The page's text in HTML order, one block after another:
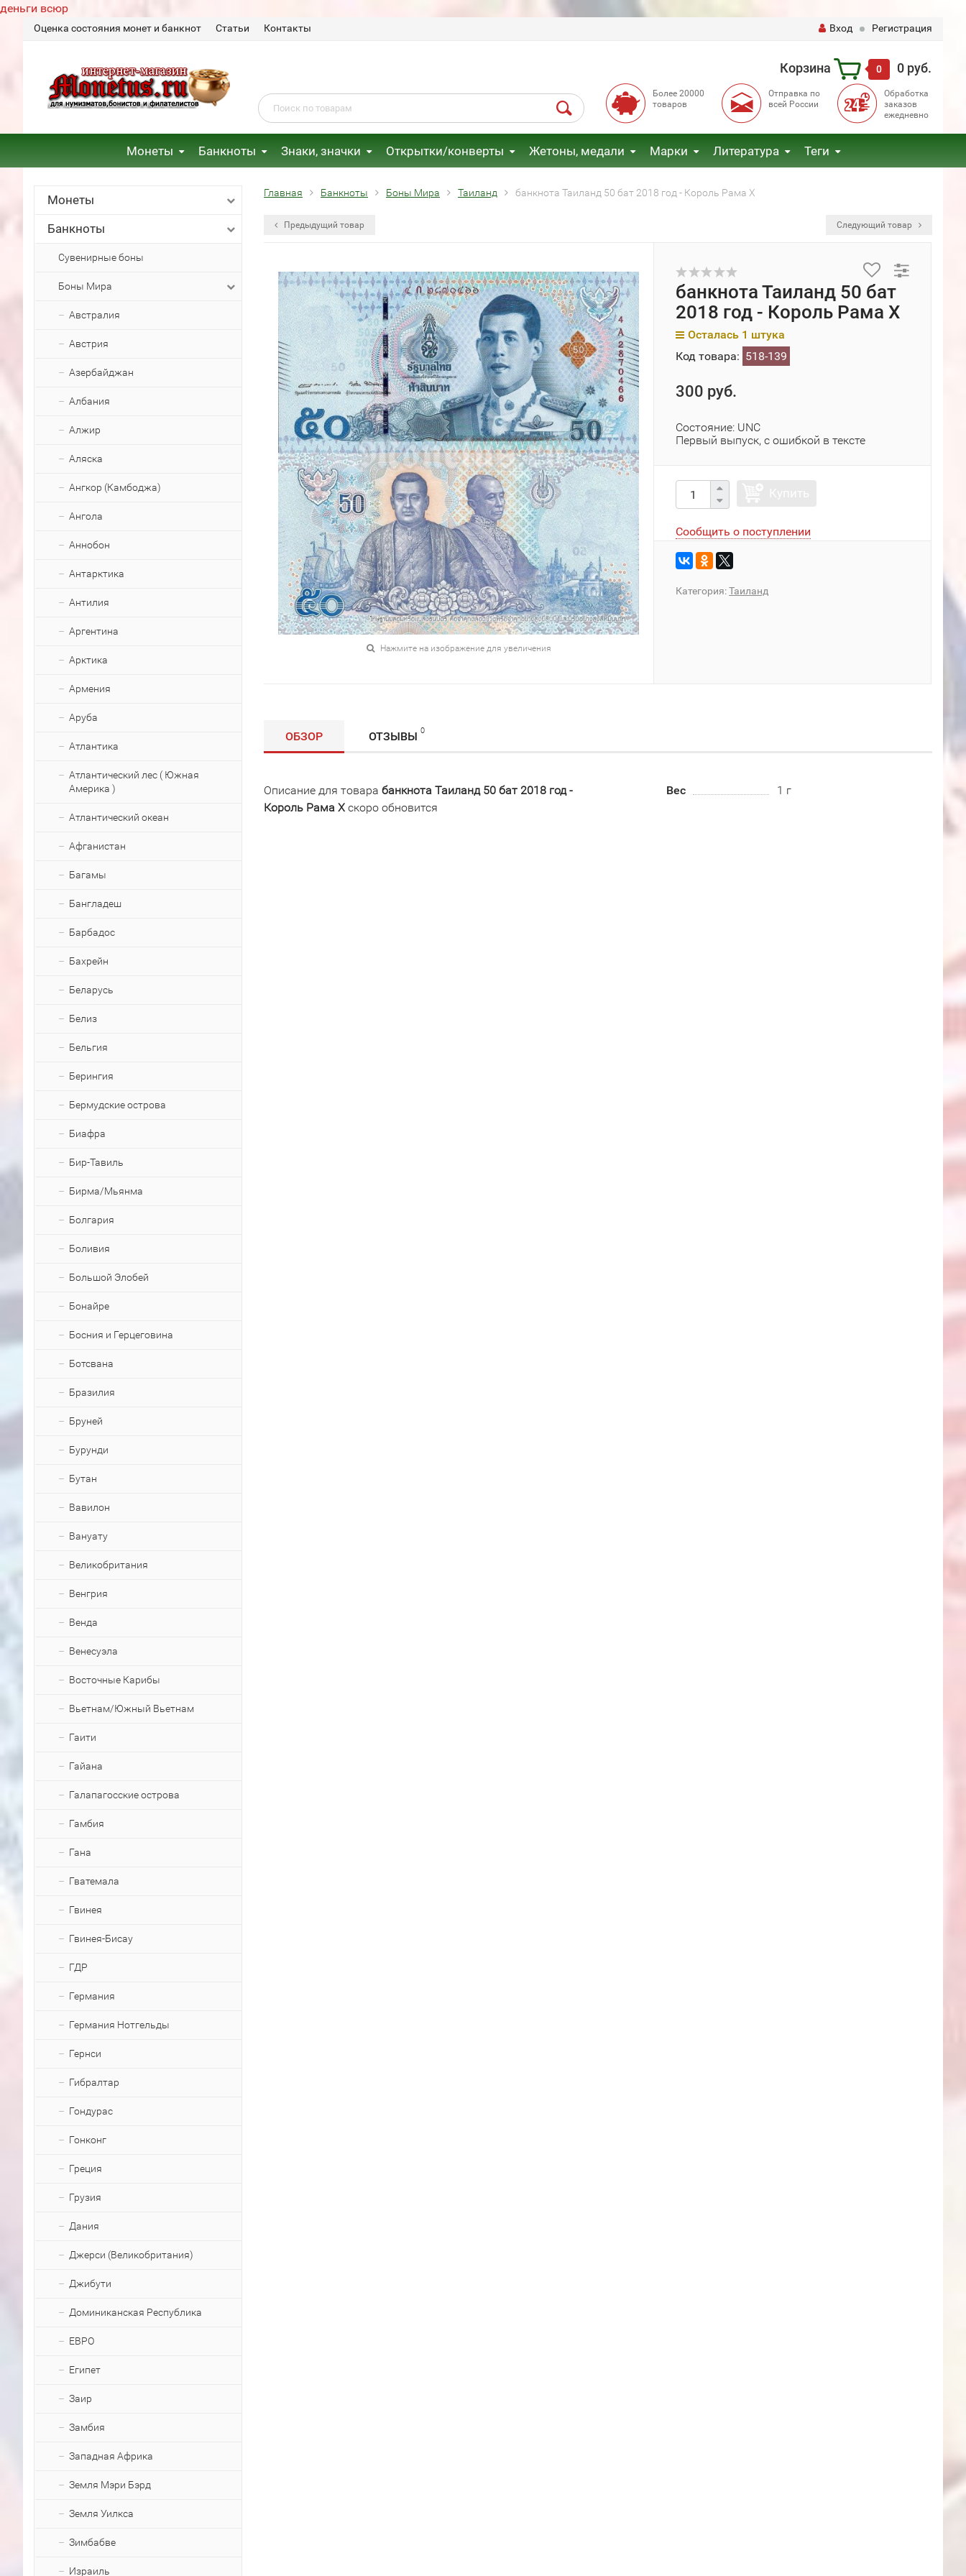
деньги всюр
Оценка состояния монет и банкнот Статьи Контакты Вход Регистрация
Корзина 0 0 руб.
Более 20000
товаров
Отправка по
всей России
Обработка
заказов
ежедневно
Монеты Банкноты Знаки, значки Открытки/конверты Жетоны, медали Марки Литература Теги
Монеты
Банкноты
Сувенирные боны
Боны Мира
Австралия
Австрия
Азербайджан
Албания
Алжир
Аляска
Ангкор (Камбоджа)
Ангола
Аннобон
Антарктика
Антилия
Аргентина
Арктика
Армения
Аруба
Атлантика
Атлантический лес ( Южная
Америка )
Атлантический океан
Афганистан
Багамы
Бангладеш
Барбадос
Бахрейн
Беларусь
Белиз
Бельгия
Берингия
Бермудские острова
Биафра
Бир-Тавиль
Бирма/Мьянма
Болгария
Боливия
Большой Элобей
Бонайре
Босния и Герцеговина
Ботсвана
Бразилия
Бруней
Бурунди
Бутан
Вавилон
Вануату
Великобритания
Венгрия
Венда
Венесуэла
Восточные Карибы
Вьетнам/Южный Вьетнам
Гаити
Гайана
Галапагосские острова
Гамбия
Гана
Гватемала
Гвинея
Гвинея-Бисау
ГДР
Германия
Германия Нотгельды
Гернси
Гибралтар
Гондурас
Гонконг
Греция
Грузия
Дания
Джерси (Великобритания)
Джибути
Доминиканская Республика
ЕВРО
Египет
Заир
Замбия
Западная Африка
Земля Мэри Бэрд
Земля Уилкса
Зимбабве
Израиль
Главная Банкноты Боны Мира Таиланд банкнота Таиланд 50 бат 2018 год - Король Рама X
Предыдущий товар Следующий товар
Нажмите на изображение для увеличения
банкнота Таиланд 50 бат
2018 год - Король Рама X
Осталась 1 штука
Код товара: 518-139
300 руб.
Состояние: UNC
Первый выпуск, с ошибкой в тексте
Сообщить о поступлении
Категория:Таиланд
ОБЗОР ОТЗЫВЫ 0
Описание для товара банкнота Таиланд 50 бат 2018 год -
Король Рама X скоро обновится
Вес 1 г